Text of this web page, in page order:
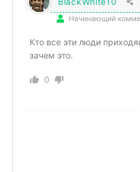
Начинающий
Кто все эти люди
зачем это.
0